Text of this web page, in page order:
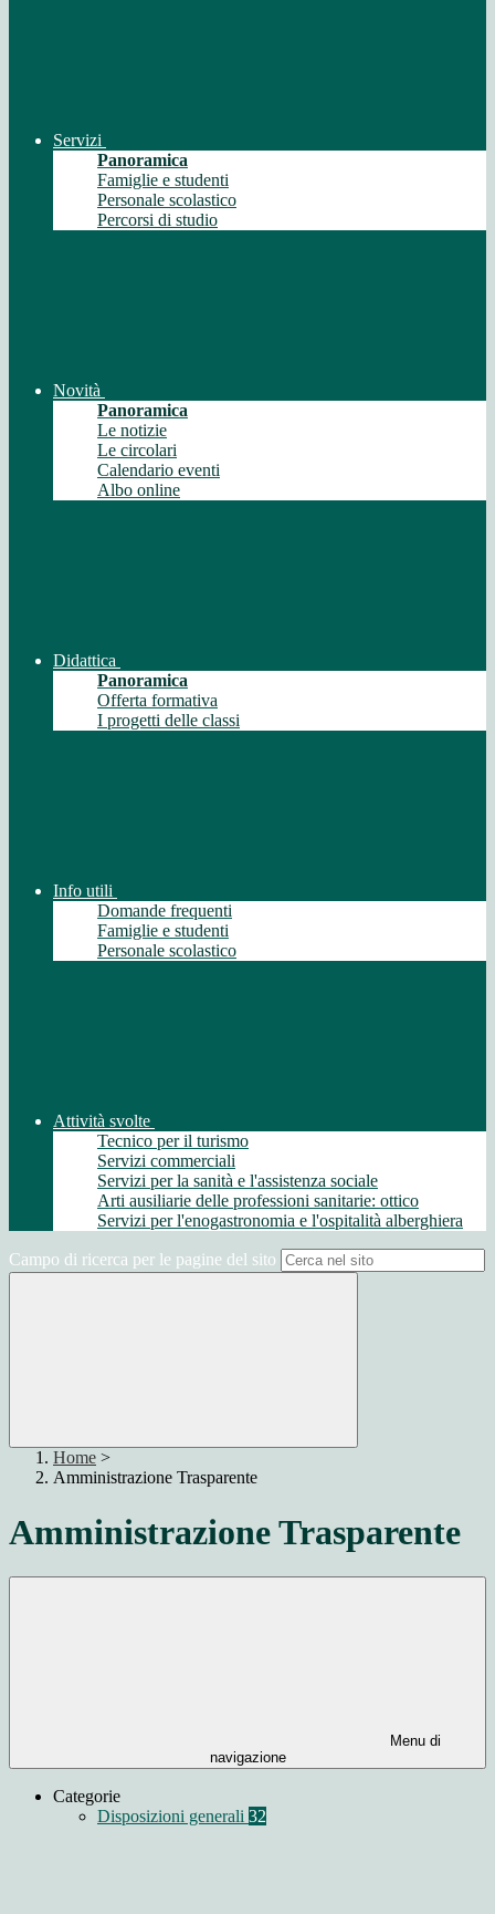
Servizi
Panoramica
Famiglie e studenti
Personale scolastico
Percorsi di studio
Novità
Panoramica
Le notizie
Le circolari
Calendario eventi
Albo online
Didattica
Panoramica
Offerta formativa
I progetti delle classi
Info utili
Domande frequenti
Famiglie e studenti
Personale scolastico
Attività svolte
Tecnico per il turismo
Servizi commerciali
Servizi per la sanità e l'assistenza sociale
Arti ausiliarie delle professioni sanitarie: ottico
Servizi per l'enogastronomia e l'ospitalità alberghiera
Campo di ricerca per le pagine del sito
Home >
Amministrazione Trasparente
Amministrazione Trasparente
Menu di
navigazione
Categorie
Disposizioni generali 32